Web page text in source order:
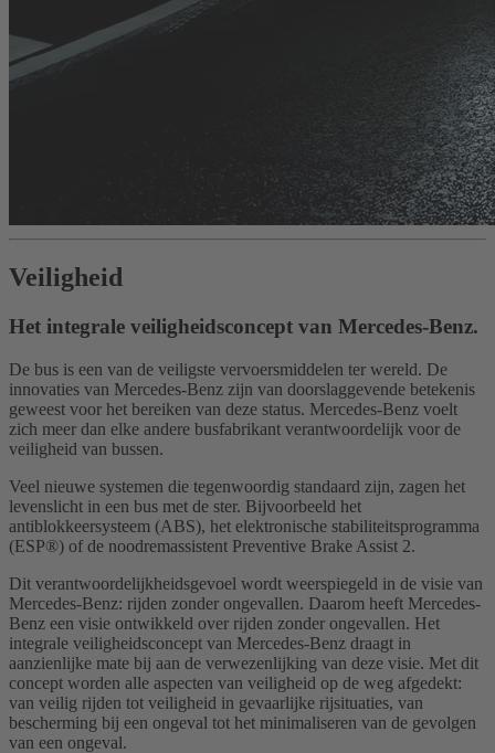
Veiligheid
Het integrale veiligheidsconcept van Mercedes-Benz.
De bus is een van de veiligste vervoersmiddelen ter wereld. De
innovaties van Mercedes-Benz zijn van doorslaggevende betekenis
geweest voor het bereiken van deze status. Mercedes-Benz voelt
zich meer dan elke andere busfabrikant verantwoordelijk voor de
veiligheid van bussen.
Veel nieuwe systemen die tegenwoordig standaard zijn, zagen het
levenslicht in een bus met de ster. Bijvoorbeeld het
antiblokkeersysteem (ABS), het elektronische stabiliteitsprogramma
(ESP®) of de noodremassistent Preventive Brake Assist 2.
Dit verantwoordelijkheidsgevoel wordt weerspiegeld in de visie van
Mercedes-Benz: rijden zonder ongevallen. Daarom heeft Mercedes-
Benz een visie ontwikkeld over rijden zonder ongevallen. Het
integrale veiligheidsconcept van Mercedes-Benz draagt in
aanzienlijke mate bij aan de verwezenlijking van deze visie. Met dit
concept worden alle aspecten van veiligheid op de weg afgedekt:
van veilig rijden tot veiligheid in gevaarlijke rijsituaties, van
bescherming bij een ongeval tot het minimaliseren van de gevolgen
van een ongeval.